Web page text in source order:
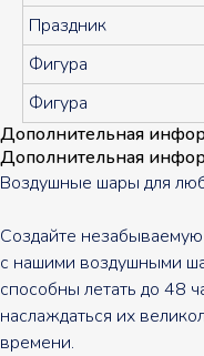
Праздник
Фигура
Фигура
Дополнительная
Дополнительная
Воздушные шары для
Создайте
с нашими воздушными
способны летать до 48
наслаждаться их
времени.